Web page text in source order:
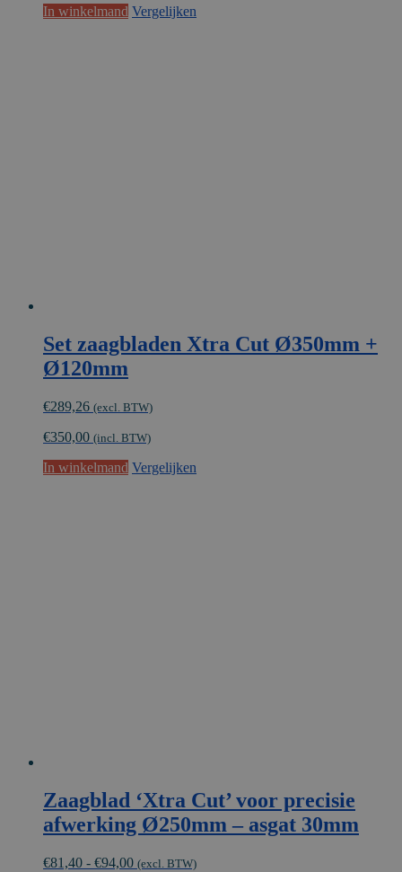
In winkelmand Vergelijken
Set zaagbladen Xtra Cut Ø350mm +
Ø120mm
€289,26 (excl. BTW)
€350,00 (incl. BTW)
In winkelmand Vergelijken
Zaagblad ‘Xtra Cut’ voor precisie
afwerking Ø250mm – asgat 30mm
€81,40 - €94,00Prijsklasse:
(excl. BTW)